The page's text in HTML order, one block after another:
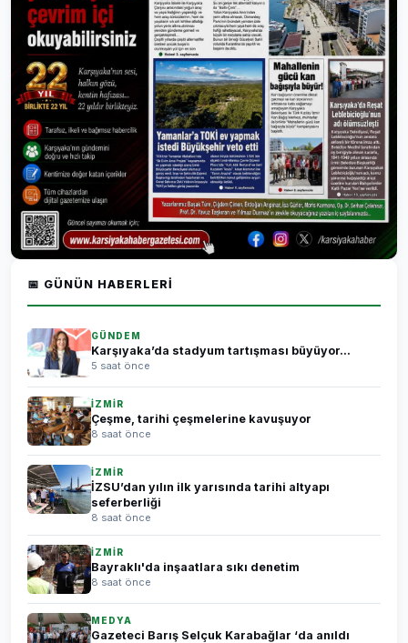
📅 GÜNÜN HABERLERI
GÜNDEM
Karşıyaka’da stadyum tartışması büyüyor...
5 saat önce
İZMİR
Çeşme, tarihi çeşmelerine kavuşuyor
8 saat önce
İZMİR
İZSU’dan yılın ilk yarısında tarihi altyapı
seferberliği
8 saat önce
İZMİR
Bayraklı'da inşaatlara sıkı denetim
8 saat önce
MEDYA
Gazeteci Barış Selçuk Karabağlar ‘da anıldı